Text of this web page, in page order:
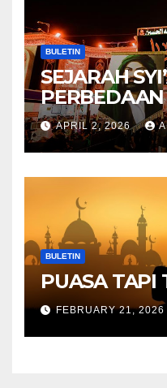
BULETIN
SEJARAH SYI’AH DAN
ANTARA
SEKARANG
APRIL 2, 2026
BULETIN
PUASA TAPI
FEBRUARY 21, 2026